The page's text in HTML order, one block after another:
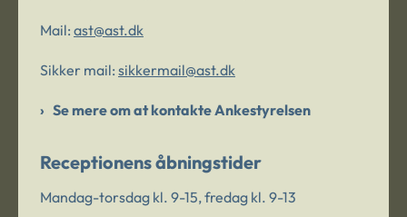
Mail: ast@ast.dk
Sikker mail: sikkermail@ast.dk
Se mere om at kontakte Ankestyrelsen
Receptionens åbningstider
Mandag-torsdag kl. 9-15, fredag kl. 9-13